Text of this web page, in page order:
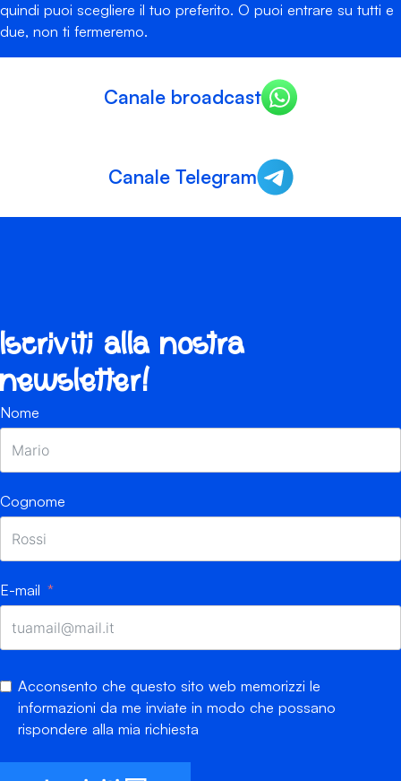
quindi puoi scegliere il tuo preferito. O puoi entrare su tutti e
due, non ti fermeremo.
Canale broadcast
Canale Telegram
Iscriviti alla nostra
newsletter!
Nome
Cognome
E-mail
Acconsento che questo sito web memorizzi le
informazioni da me inviate in modo che possano
rispondere alla mia richiesta